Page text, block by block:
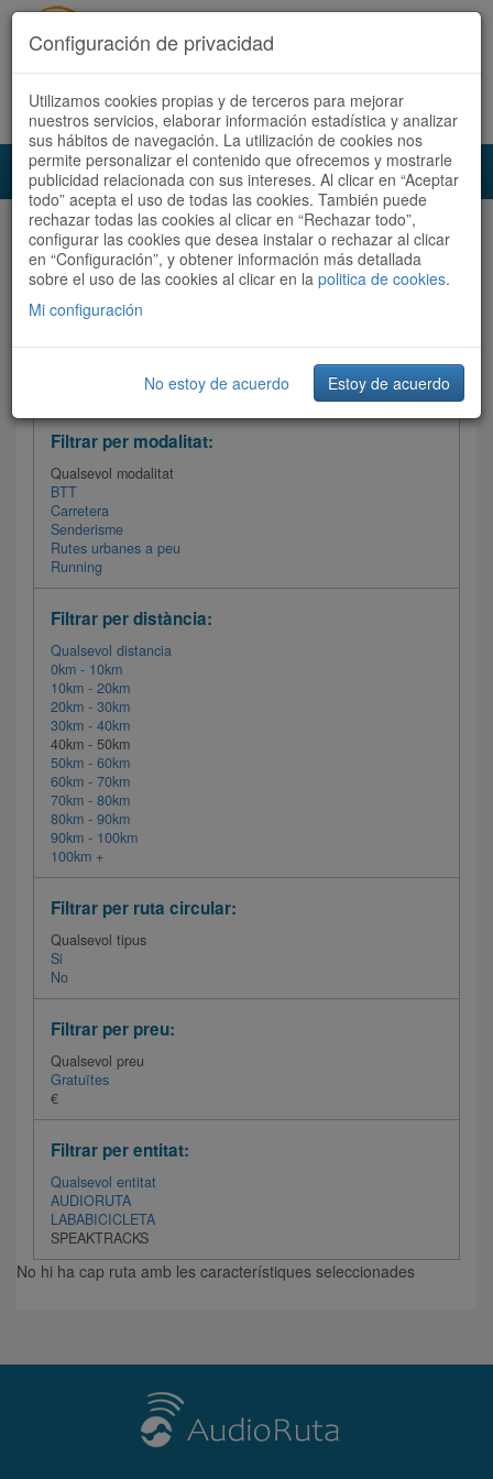
Accedeix Registra't ara Español Català
Audioruta Totes les rutes
Totes les rutes Ordenar per: Més recents / Dificultat
Filtrar les rutes
Filtrar per modalitat:
Qualsevol modalitat
BTT
Carretera
Senderisme
Rutes urbanes a peu
Running
Filtrar per distància:
Qualsevol distancia
0km - 10km
10km - 20km
20km - 30km
30km - 40km
40km - 50km
50km - 60km
60km - 70km
70km - 80km
80km - 90km
90km - 100km
100km +
Filtrar per ruta circular:
Qualsevol tipus
Si
No
Filtrar per preu:
Qualsevol preu
Gratuïtes
€
Filtrar per entitat:
Qualsevol entitat
AUDIORUTA
LABABICICLETA
SPEAKTRACKS
No hi ha cap ruta amb les característiques seleccionades
Configuración de privacidad
Utilizamos cookies propias y de terceros para mejorar
nuestros servicios, elaborar información estadística y analizar
sus hábitos de navegación. La utilización de cookies nos
permite personalizar el contenido que ofrecemos y mostrarle
publicidad relacionada con sus intereses. Al clicar en “Aceptar
todo” acepta el uso de todas las cookies. También puede
rechazar todas las cookies al clicar en “Rechazar todo”,
configurar las cookies que desea instalar o rechazar al clicar
en “Configuración”, y obtener información más detallada
sobre el uso de las cookies al clicar en la politica de cookies.
Mi configuración
No estoy de acuerdo Estoy de acuerdo